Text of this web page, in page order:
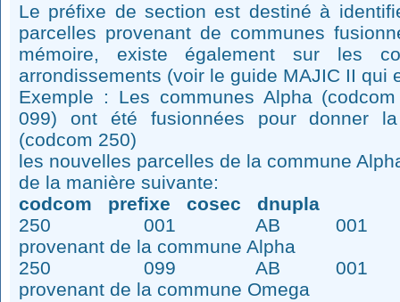
Le préfixe de section est destiné à
parcelles provenant de communes
mémoire, existe également sur les
arrondissements (voir le guide MAJIC II qui
Exemple : Les communes Alpha
099) ont été fusionnées pour donner la
(codcom 250)
les nouvelles parcelles de la commune
de la manière suivante:
codcom prefixe cosec dnupla
250 001 AB 001 pour la
provenant de la commune Alpha
250 099 AB 001 pour la
provenant de la commune Omega